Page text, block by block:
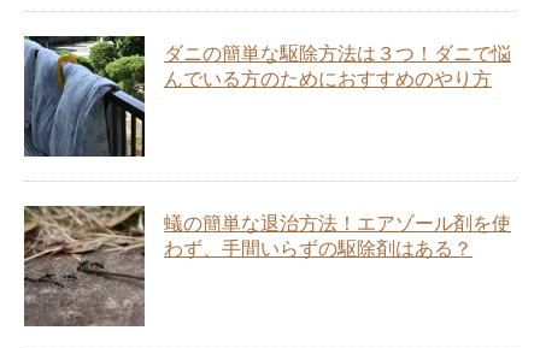
ダニの簡単な駆除方法は３つ！ダニで悩
んでいる方のためにおすすめのやり方
蟻の簡単な退治方法！エアゾール剤を使
わず、手間いらずの駆除剤はある？